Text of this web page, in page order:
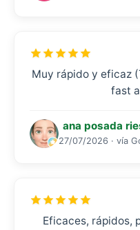
Muy rápido y eficaz
fast
ana posada
27/07/2026 · vía
Eficaces, rápidos,